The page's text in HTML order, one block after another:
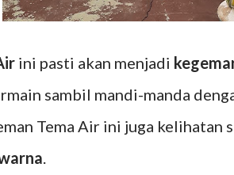
ini pasti akan menjadi
sambil mandi-manda
Tema Air ini juga kelihatan
.